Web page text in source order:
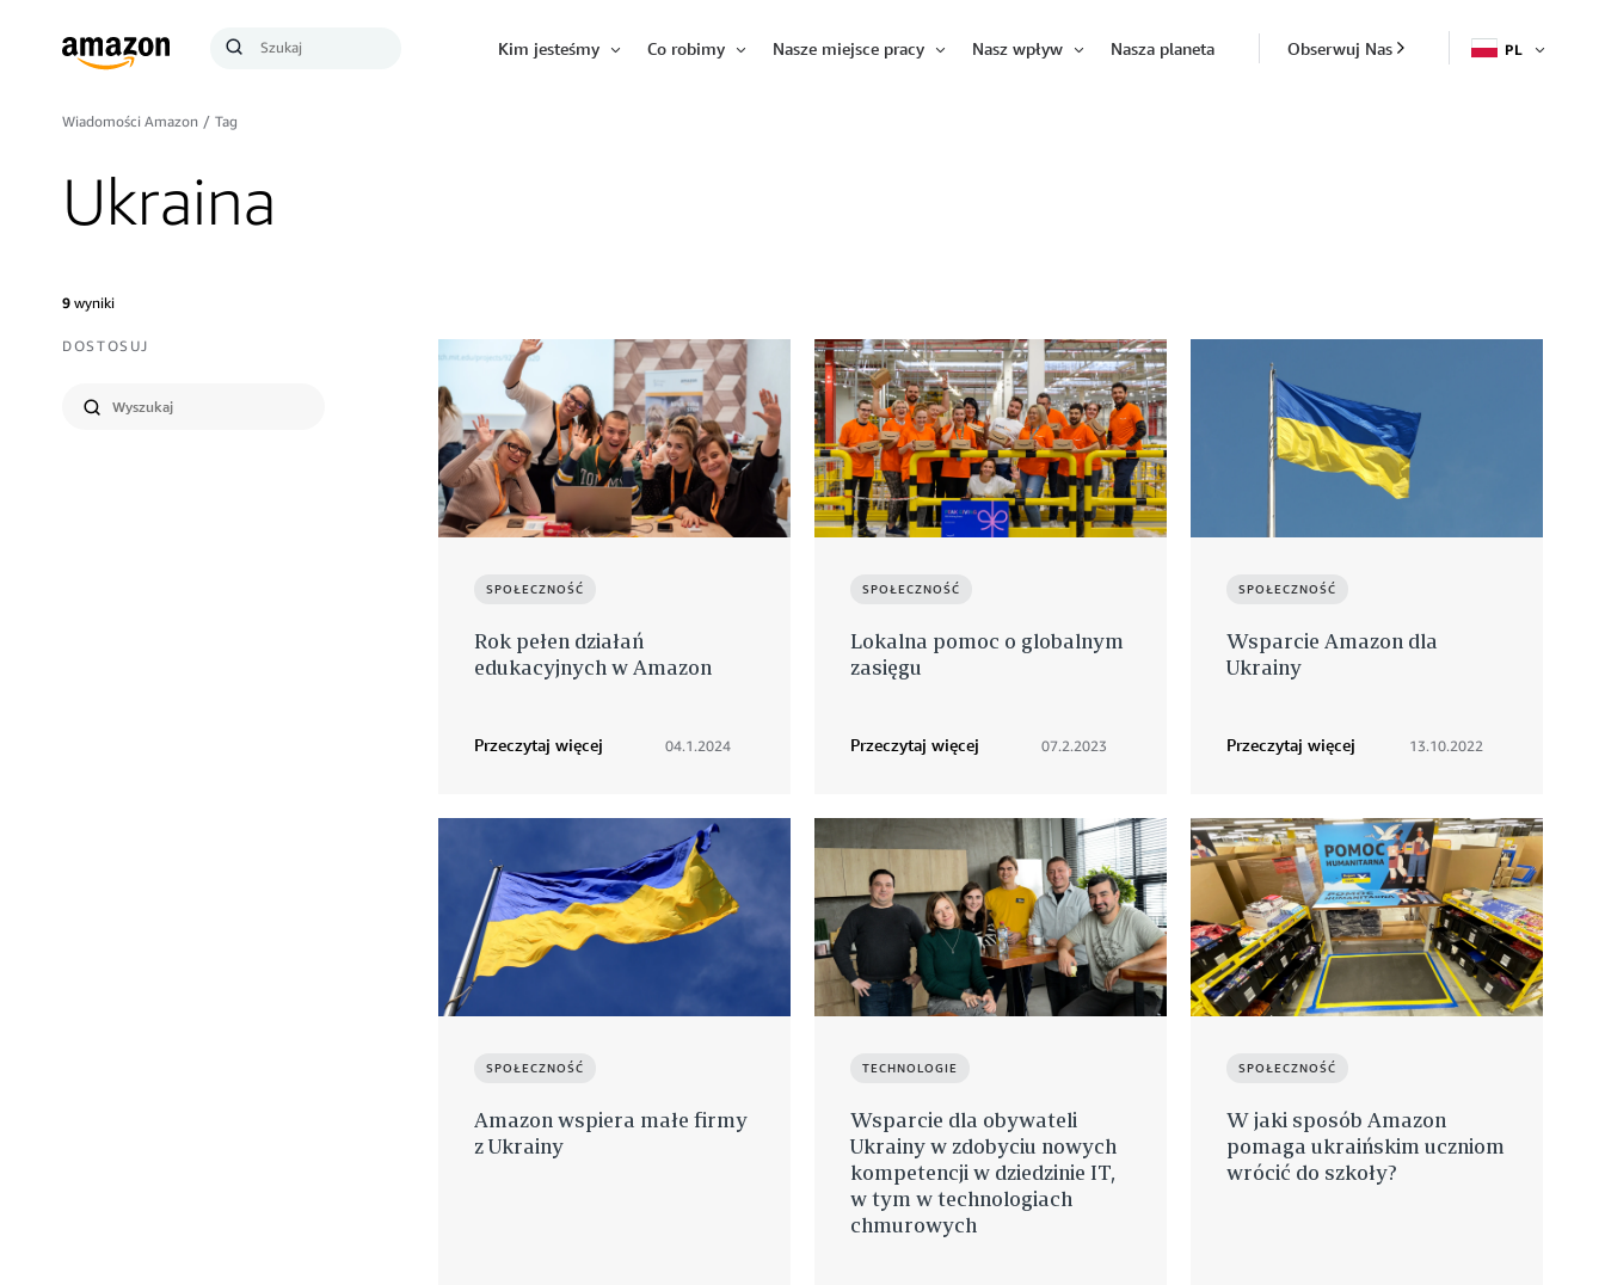
Szukaj
Kim jesteśmy
Co robimy
Nasze miejsce pracy
Nasz wpływ
Nasza planeta Obserwuj Nas PL
Wiadomości Amazon / Tag
Ukraina
9 wyniki
DOSTOSUJ
Wyślij
SPOŁECZNOŚĆ
Rok pełen działań
edukacyjnych w Amazon
Przeczytaj więcej 04.1.2024
SPOŁECZNOŚĆ
Lokalna pomoc o globalnym
zasięgu
Przeczytaj więcej 07.2.2023
SPOŁECZNOŚĆ
Wsparcie Amazon dla
Ukrainy
Przeczytaj więcej 13.10.2022
SPOŁECZNOŚĆ
Amazon wspiera małe firmy
z Ukrainy
TECHNOLOGIE
Wsparcie dla obywateli
Ukrainy w zdobyciu nowych
kompetencji w dziedzinie IT,
w tym w technologiach
chmurowych
SPOŁECZNOŚĆ
W jaki sposób Amazon
pomaga ukraińskim uczniom
wrócić do szkoły?